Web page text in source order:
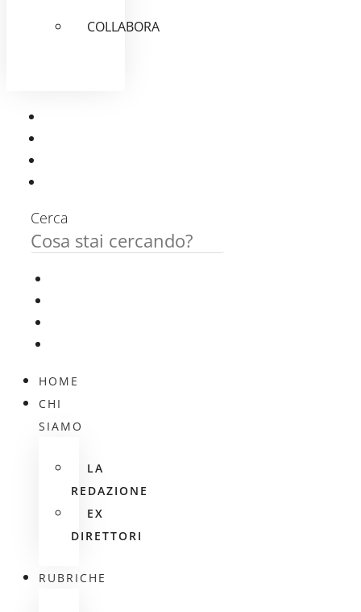
COLLABORA
Cerca
HOME
CHI
SIAMO
LA
REDAZIONE
EX
DIRETTORI
RUBRICHE